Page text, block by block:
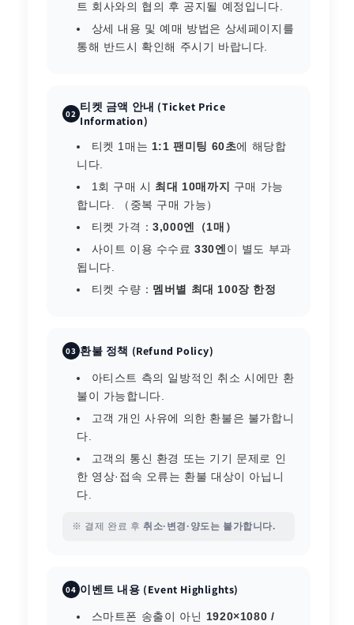
트 회사와의 협의 후 공지될 예정입니다.
상세 내용 및 예매 방법은 상세페이지를
통해 반드시 확인해 주시기 바랍니다.
02 티켓 금액 안내 (Ticket Price
Information)
티켓 1매는 1:1 팬미팅 60초에 해당합
니다.
1회 구매 시 최대 10매까지
구매 가능
합니다. （중복 구매 가능）
티켓 가격：3,000엔（1매）
사이트 이용 수수료330엔 이 별도 부과
됩니다.
티켓 수량： 멤버별 최대 100장 한정
03 환불 정책 (Refund Policy)
아티스트 측의 일방적인 취소 시에만 환
불이 가능합니다.
고객 개인 사유에 의한 환불은 불가합니
다.
고객의 통신 환경 또는 기기 문제로 인
한 영상·접속 오류는 환불 대상이 아닙니
다.
※ 결제 완료 후 취소·변경·양도는 불가합니다.
04 이벤트 내용 (Event Highlights)
스마트폰 송출이 아닌 1920×1080 /